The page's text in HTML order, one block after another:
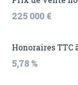
225 000 €
Honoraires TTC
5,78 %